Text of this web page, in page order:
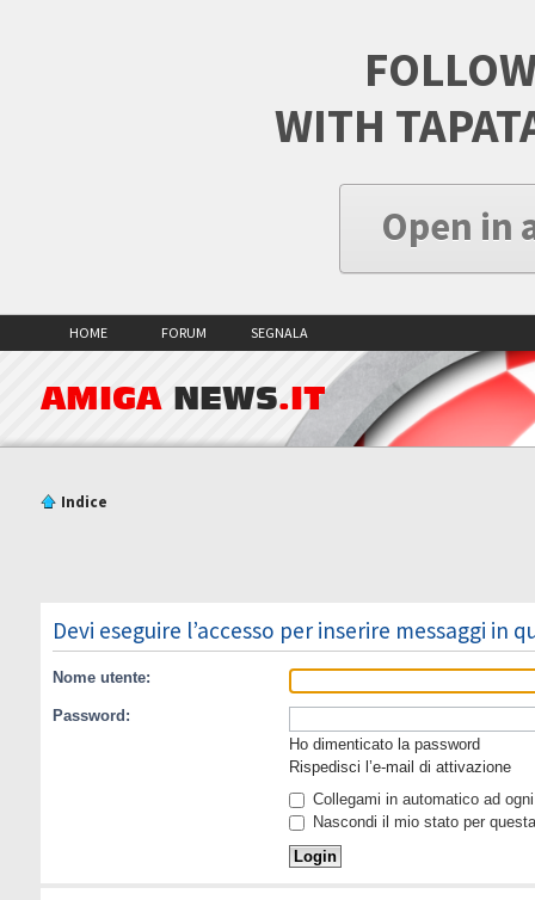
WITH
Open in
HOME FORUM SEGNALA
AMIGA NEWS.IT
Indice
Devi eseguire l’accesso per inserire messaggi in
Nome utente:
Password:
Ho dimenticato la password
Rispedisci l’e-mail di attivazione
Collegami in automatico ad
Nascondi il mio stato per